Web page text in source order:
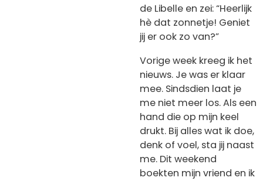
de Libelle en zei: “Heerlijk
hè dat zonnetje! Geniet
jij er ook zo van?”
Vorige week kreeg ik het
nieuws. Je was er klaar
mee. Sindsdien laat je
me niet meer los. Als een
hand die op mijn keel
drukt. Bij alles wat ik doe,
denk of voel, sta jij naast
me. Dit weekend
boekten mijn vriend en ik